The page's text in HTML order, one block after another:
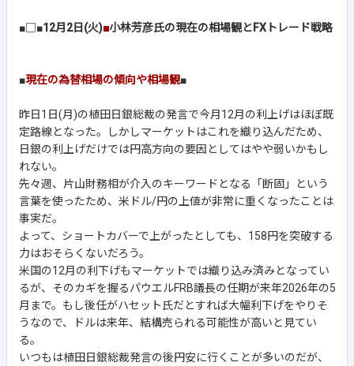
■□■12月2日(火)■小林芳彦氏の現在の相場観とFXトレード戦略
■現在の為替相場の傾向や相場観■
昨日1日(月)の植田日銀総裁の発言で今月12月の利上げはほぼ既
定路線となった。しかしマーケットはこれを織り込んだため、
日銀の利上げだけでは円高方向の要因としてはやや弱いかもし
れない。
先々週、片山財務相が介入のキーワードとなる「断固」という
言葉を使ったため、米ドル/円の上値が非常に重くなったことは
事実だ。
よって、ショートカバーで上がったとしても、158円を突破する
力はおそらくないだろう。
米国の12月の利下げもマーケットでは織り込み済みとなってい
るが、そのカギを握るパウエルFRB議長の任期が来年2026年の5
月まで。もし後任がハセット氏だとすれば大幅利下げをやりそ
うなので、ドルは来年、結構売られる可能性が高いと見てい
る。
いつもは植田日銀総裁発言の後円安に行くことが多いのだが、